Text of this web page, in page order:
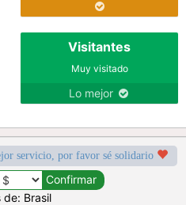
Visitantes
Muy visitado
Lo mejor
servicio, por favor sé solidario
de: Brasil